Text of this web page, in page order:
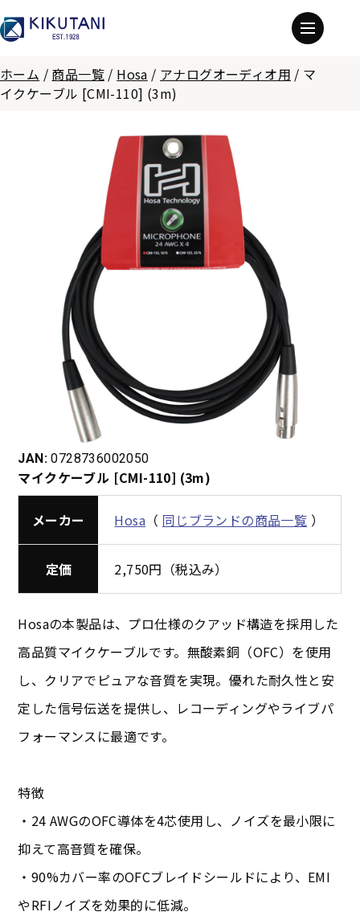
ホーム / 商品一覧 / Hosa / アナログオーディオ用 / マ
イクケーブル [CMI-110] (3m)
JAN: 0728736002050
マイクケーブル [CMI-110] (3m)
メーカー Hosa （ 同じブランドの商品一覧 ）
定価 2,750円（税込み）
Hosaの本製品は、プロ仕様のクアッド構造を採用した
高品質マイクケーブルです。無酸素銅（OFC）を使用
し、クリアでピュアな音質を実現。優れた耐久性と安
定した信号伝送を提供し、レコーディングやライブパ
フォーマンスに最適です。
特徴
・24 AWGのOFC導体を4芯使用し、ノイズを最小限に
抑えて高音質を確保。
・90%カバー率のOFCブレイドシールドにより、EMI
やRFIノイズを効果的に低減。